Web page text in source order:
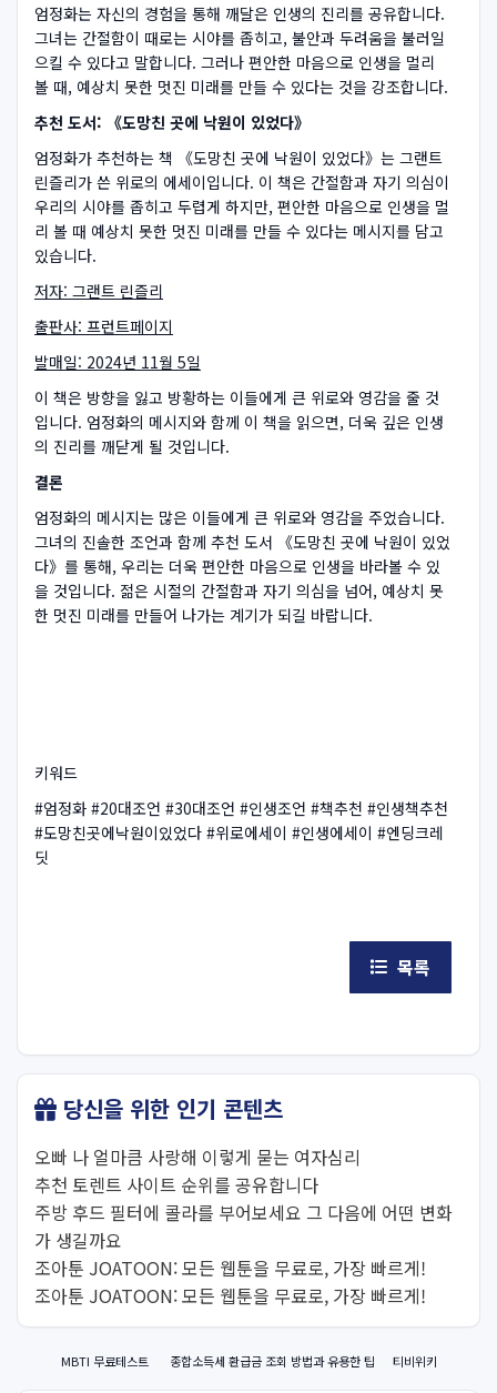
엄정화는 자신의 경험을 통해 깨달은 인생의 진리를 공유합니다.
그녀는 간절함이 때로는 시야를 좁히고, 불안과 두려움을 불러일
으킬 수 있다고 말합니다. 그러나 편안한 마음으로 인생을 멀리
볼 때, 예상치 못한 멋진 미래를 만들 수 있다는 것을 강조합니다.
추천 도서: 《도망친 곳에 낙원이 있었다》
엄정화가 추천하는 책 《도망친 곳에 낙원이 있었다》는 그랜트
린즐리가 쓴 위로의 에세이입니다. 이 책은 간절함과 자기 의심이
우리의 시야를 좁히고 두렵게 하지만, 편안한 마음으로 인생을 멀
리 볼 때 예상치 못한 멋진 미래를 만들 수 있다는 메시지를 담고
있습니다.
저자: 그랜트 린즐리
출판사: 프런트페이지
발매일: 2024년 11월 5일
이 책은 방향을 잃고 방황하는 이들에게 큰 위로와 영감을 줄 것
입니다. 엄정화의 메시지와 함께 이 책을 읽으면, 더욱 깊은 인생
의 진리를 깨닫게 될 것입니다.
결론
엄정화의 메시지는 많은 이들에게 큰 위로와 영감을 주었습니다.
그녀의 진솔한 조언과 함께 추천 도서 《도망친 곳에 낙원이 있었
다》를 통해, 우리는 더욱 편안한 마음으로 인생을 바라볼 수 있
을 것입니다. 젊은 시절의 간절함과 자기 의심을 넘어, 예상치 못
한 멋진 미래를 만들어 나가는 계기가 되길 바랍니다.
키워드
#엄정화 #20대조언 #30대조언 #인생조언 #책추천 #인생책추천
#도망친곳에낙원이있었다 #위로에세이 #인생에세이 #엔딩크레
딧
목록
당신을 위한 인기 콘텐츠
오빠 나 얼마큼 사랑해 이렇게 묻는 여자심리
추천 토렌트 사이트 순위를 공유합니다
주방 후드 필터에 콜라를 부어보세요 그 다음에 어떤 변화
가 생길까요
조아툰 JOATOON: 모든 웹툰을 무료로, 가장 빠르게!
조아툰 JOATOON: 모든 웹툰을 무료로, 가장 빠르게!
MBTI 무료테스트 종합소득세 환급금 조회 방법과 유용한 팁 티비위키